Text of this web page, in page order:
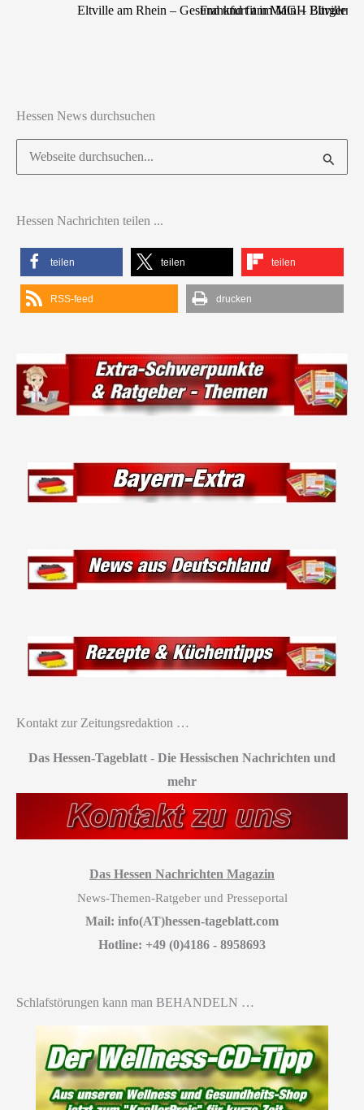
Eltville am Rhein – Gesund und fit im MGH Eltville
Frankfurt am Main –
Hessen News durchsuchen
Suchen
nach:
Hessen Nachrichten teilen ...
teilen teilen teilen
RSS-feed drucken
Kontakt zur Zeitungsredaktion …
Das Hessen-Tageblatt - Die Hessischen Nachrichten und
mehr
Das Hessen Nachrichten Magazin
News-Themen-Ratgeber und Presseportal
Mail: info(AT)hessen-tageblatt.com
Hotline: +49 (0)4186 - 8958693
Schlafstörungen kann man BEHANDELN …